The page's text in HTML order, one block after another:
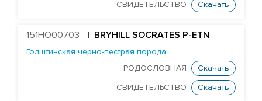
Peak Mr Grey
Mr Dds Mt Hondo 54778-ET
СВИДЕТЕЛЬСТВО Скачать
151HO00703 | BRYHILL SOCRATES P-ETN
Голштинская черно-пестрая порода
РОДОСЛОВНАЯ
Скачать
СВИДЕТЕЛЬСТВО Скачать